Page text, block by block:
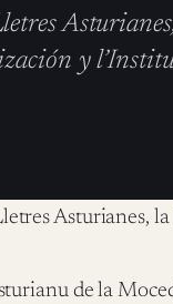
y
Asturianes,
de la